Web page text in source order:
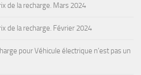
de la recharge. Mars 2024
de la recharge. Février 2024
pour Véhicule électrique n’est pas un